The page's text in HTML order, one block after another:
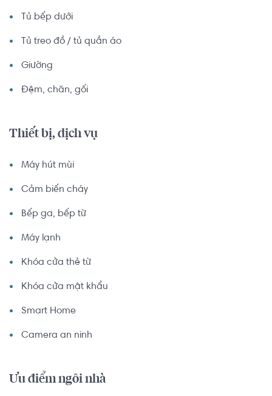
Tủ bếp dưới
Tủ treo đồ / tủ quần áo
Giường
Đệm, chăn, gối
Thiết bị, dịch vụ
Máy hút mùi
Cảm biến cháy
Bếp ga, bếp từ
Máy lạnh
Khóa cửa thẻ từ
Khóa cửa mật khẩu
Smart Home
Camera an ninh
Ưu điểm ngôi nhà